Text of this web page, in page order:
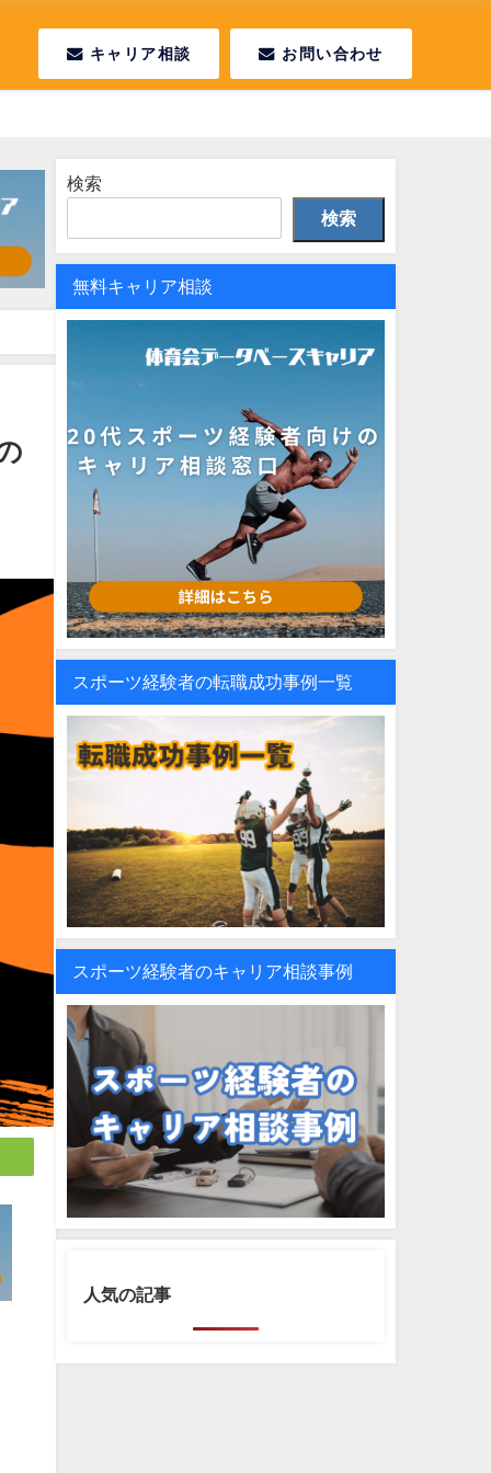
キャリア相談 お問い合わせ
検索
検索
無料キャリア相談
スポーツ経験者の転職成功事例一覧
スポーツ経験者のキャリア相談事例
人気の記事